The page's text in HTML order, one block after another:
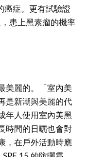
癌症。更有試驗證
患上黑素瘤的機率
美麗的。「室內美
是新潮與美麗的代
年人使用室內美黑
時間的日曬也會對
，在戶外活動時應